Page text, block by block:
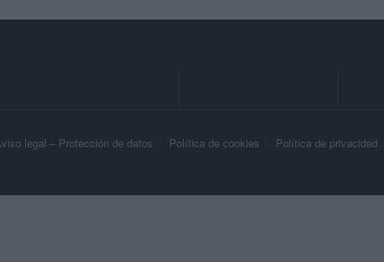
legal – Protección de datos Política de cookies Política de privacidad